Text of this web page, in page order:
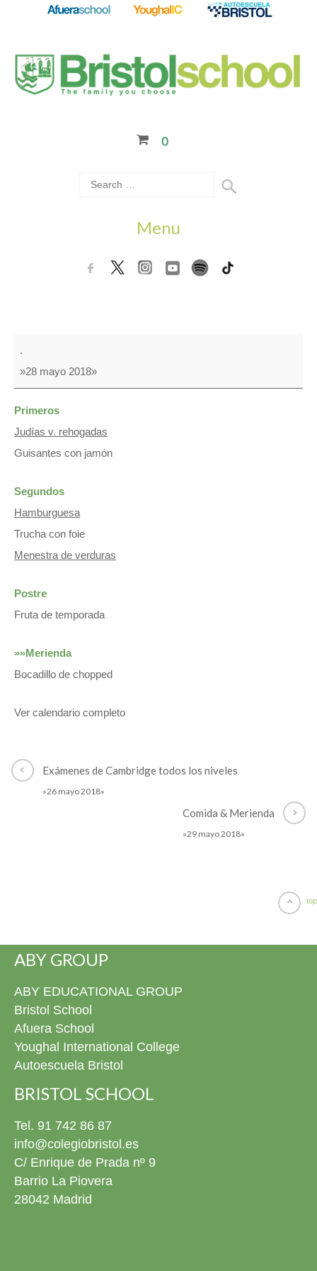
0
Menu
Merienda
.
»28 mayo 2018»
Primeros
Judías v. rehogadas
Guisantes con jamón
Segundos
Hamburguesa
Trucha con foie
Menestra de verduras
Postre
Fruta de temporada
»»Merienda
Bocadillo de chopped
Ver calendario completo
Exámenes de Cambridge todos los niveles
»26 mayo 2018»
Comida & Merienda
»29 mayo 2018»
top
ABY GROUP
ABY EDUCATIONAL GROUP
Bristol School
Afuera School
Youghal International College
Autoescuela Bristol
BRISTOL SCHOOL
Tel. 91 742 86 87
info@colegiobristol.es
C/ Enrique de Prada nº 9
Barrio La Piovera
28042 Madrid